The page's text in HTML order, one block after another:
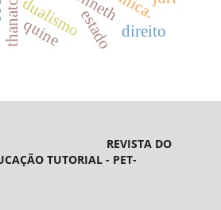
estado
dualismo
thanatosquine direito
REVISTA DO
TUTORIAL - PET-